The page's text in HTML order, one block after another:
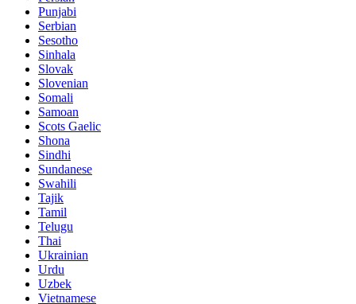
Punjabi
Serbian
Sesotho
Sinhala
Slovak
Slovenian
Somali
Samoan
Scots Gaelic
Shona
Sindhi
Sundanese
Swahili
Tajik
Tamil
Telugu
Thai
Ukrainian
Urdu
Uzbek
Vietnamese